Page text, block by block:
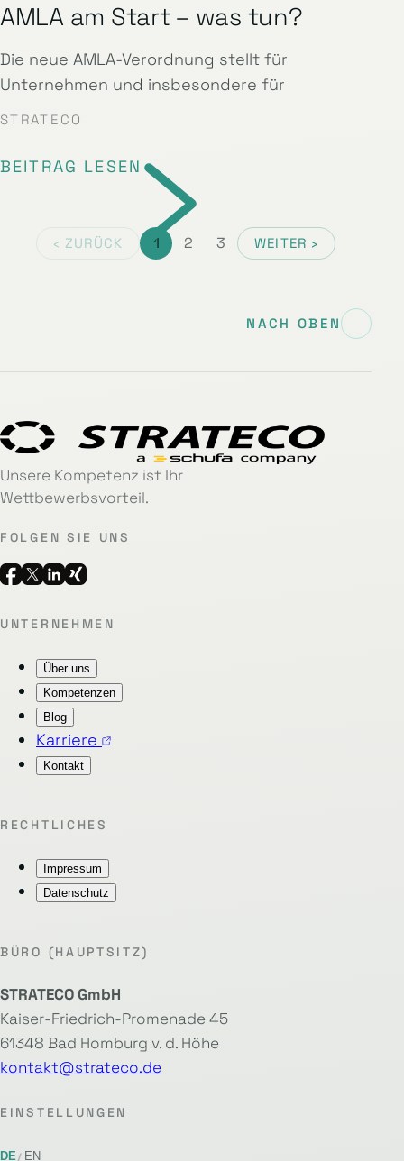
AMLA am Start – was tun?
Die neue AMLA-Verordnung stellt für
Unternehmen und insbesondere für
STRATECO
BEITRAG LESEN
‹ ZURÜCK 1 2 3 WEITER ›
NACH OBEN
Unsere Kompetenz ist Ihr
Wettbewerbsvorteil.
FOLGEN SIE UNS
UNTERNEHMEN
Über uns
Kompetenzen
Blog
Karriere
Kontakt
RECHTLICHES
Impressum
Datenschutz
BÜRO (HAUPTSITZ)
STRATECO GmbH
Kaiser-Friedrich-Promenade 45
61348 Bad Homburg v. d. Höhe
kontakt@strateco.de
EINSTELLUNGEN
DE EN